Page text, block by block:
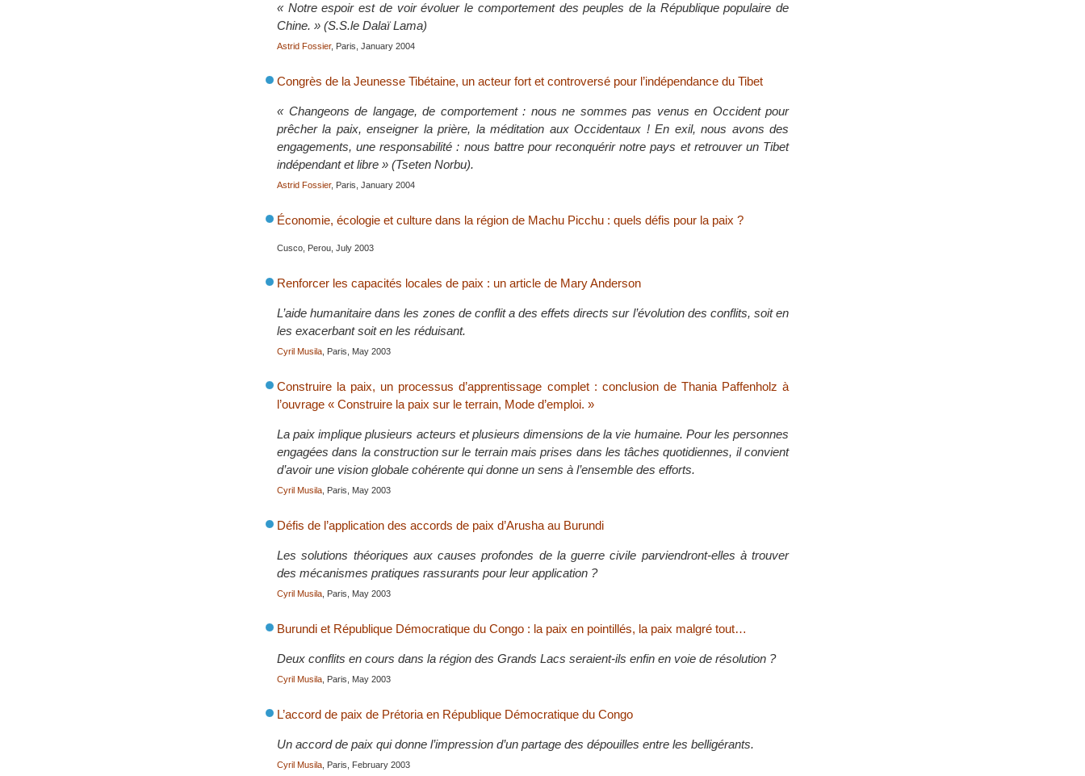
« Notre espoir est de voir évoluer le comportement des peuples de la République populaire de
Chine. » (S.S.le Dalaï Lama)
Astrid Fossier, Paris, January 2004
Congrès de la Jeunesse Tibétaine, un acteur fort et controversé pour l’indépendance du Tibet
« Changeons de langage, de comportement : nous ne sommes pas venus en Occident pour
prêcher la paix, enseigner la prière, la méditation aux Occidentaux ! En exil, nous avons des
engagements, une responsabilité : nous battre pour reconquérir notre pays et retrouver un Tibet
indépendant et libre » (Tseten Norbu).
Astrid Fossier, Paris, January 2004
Économie, écologie et culture dans la région de Machu Picchu : quels défis pour la paix ?
Cusco, Perou, July 2003
Renforcer les capacités locales de paix : un article de Mary Anderson
L’aide humanitaire dans les zones de conflit a des effets directs sur l’évolution des conflits, soit en
les exacerbant soit en les réduisant.
Cyril Musila , Paris, May 2003
Construire la paix, un processus d’apprentissage complet : conclusion de Thania Paffenholz à
l’ouvrage « Construire la paix sur le terrain, Mode d’emploi. »
La paix implique plusieurs acteurs et plusieurs dimensions de la vie humaine. Pour les personnes
engagées dans la construction sur le terrain mais prises dans les tâches quotidiennes, il convient
d’avoir une vision globale cohérente qui donne un sens à l’ensemble des efforts.
Cyril Musila , Paris, May 2003
Défis de l’application des accords de paix d’Arusha au Burundi
Les solutions théoriques aux causes profondes de la guerre civile parviendront-elles à trouver
des mécanismes pratiques rassurants pour leur application ?
Cyril Musila , Paris, May 2003
Burundi et République Démocratique du Congo : la paix en pointillés, la paix malgré tout…
Deux conflits en cours dans la région des Grands Lacs seraient-ils enfin en voie de résolution ?
Cyril Musila , Paris, May 2003
L’accord de paix de Prétoria en République Démocratique du Congo
Un accord de paix qui donne l’impression d’un partage des dépouilles entre les belligérants.
Cyril Musila , Paris, February 2003